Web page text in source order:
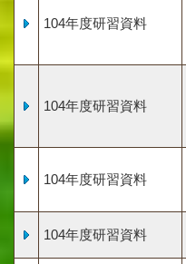
104年度研習資料
104年度研習資料
104年度研習資料
104年度研習資料